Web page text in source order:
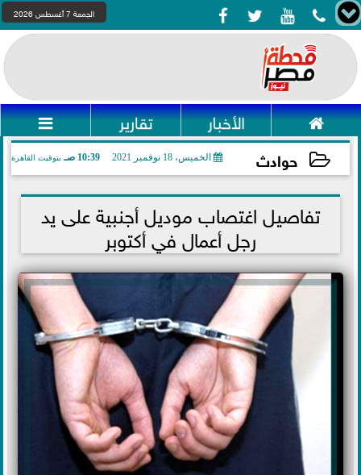
    الجمعة 7 أغسطس 2026
 الأخبار تقارير 
حوادث الخميس، 18 نوفمبر 2021 10:39 صـ بتوقيت القاهرة
2021-11-18 10:39:26تفاصيل اغتصاب موديل أجنبية على يد
رجل أعمال في أكتوبر